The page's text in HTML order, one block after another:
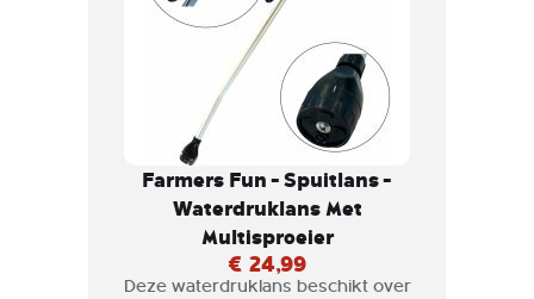
Farmers Fun - Spuitlans -
Waterdruklans Met
Multisproeier
€ 24,99
Deze waterdruklans beschikt over